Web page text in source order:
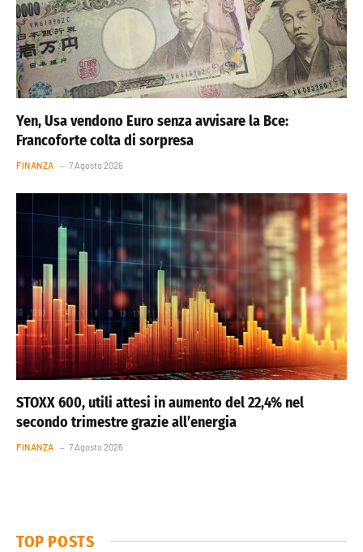
Yen, Usa vendono Euro senza avvisare la Bce:
Francoforte colta di sorpresa
FINANZA 7 Agosto 2026
STOXX 600, utili attesi in aumento del 22,4% nel
secondo trimestre grazie all’energia
FINANZA 7 Agosto 2026
TOP POSTS